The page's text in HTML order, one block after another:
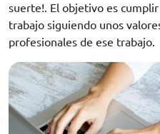
suerte!. El objetivo es
trabajo siguiendo unos
profesionales de ese trabajo.